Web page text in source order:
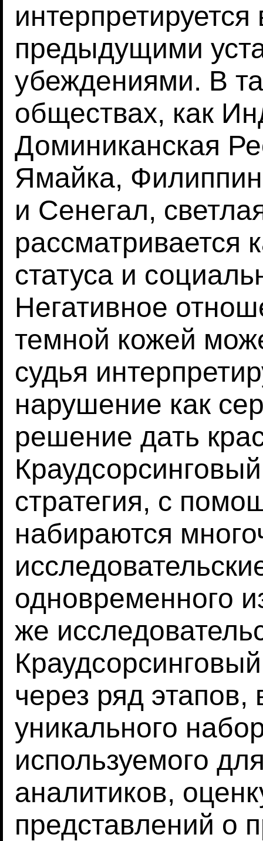
интерпретируется
предыдущими
убеждениями. В
обществах, как
Доминиканская
Ямайка,
и Сенегал,
рассматривается
статуса и
Негативное
темной кожей
судья
нарушение как
решение дать
стратегия, с
набираются
одновременного
же
через ряд этапов,
уникального
используемого
аналитиков,
представлений о